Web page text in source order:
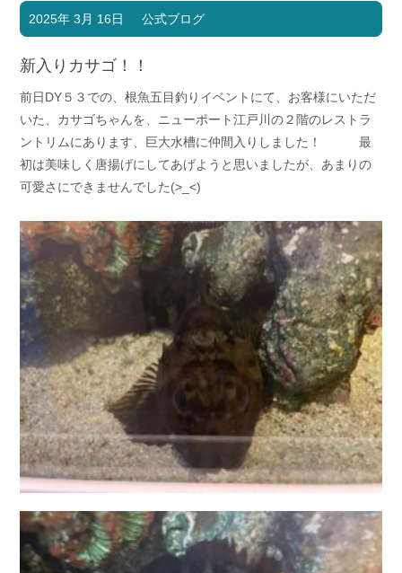
マリンライフを堪能したい！
ボート免許
長年の実績と信頼！
店舗情報 公式ブログ
お問い合わせ
Contact us
会社概要
採用情報
Recruit
リンク集
Link
2025年 3月 16日 公式ブログ
新入りカサゴ！！
前日DY５３での、根魚五目釣りイベントにて、お客様にいただ
いた、カサゴちゃんを、ニューポート江戸川の２階のレストラ
ントリムにあります、巨大水槽に仲間入りしました！ 最
初は美味しく唐揚げにしてあげようと思いましたが、あまりの
可愛さにできませんでした(>_<)